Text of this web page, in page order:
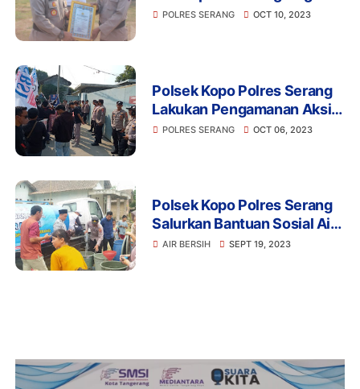
Dari Kapolres Serang
POLRES SERANG OCT 10, 2023
Polsek Kopo Polres Serang
Lakukan Pengamanan Aksi
Unjuk Rasa di PT . SGI
POLRES SERANG OCT 06, 2023
Polsek Kopo Polres Serang
Salurkan Bantuan Sosial Air
Bersih Kepada Warga
AIR BERSIH SEPT 19, 2023